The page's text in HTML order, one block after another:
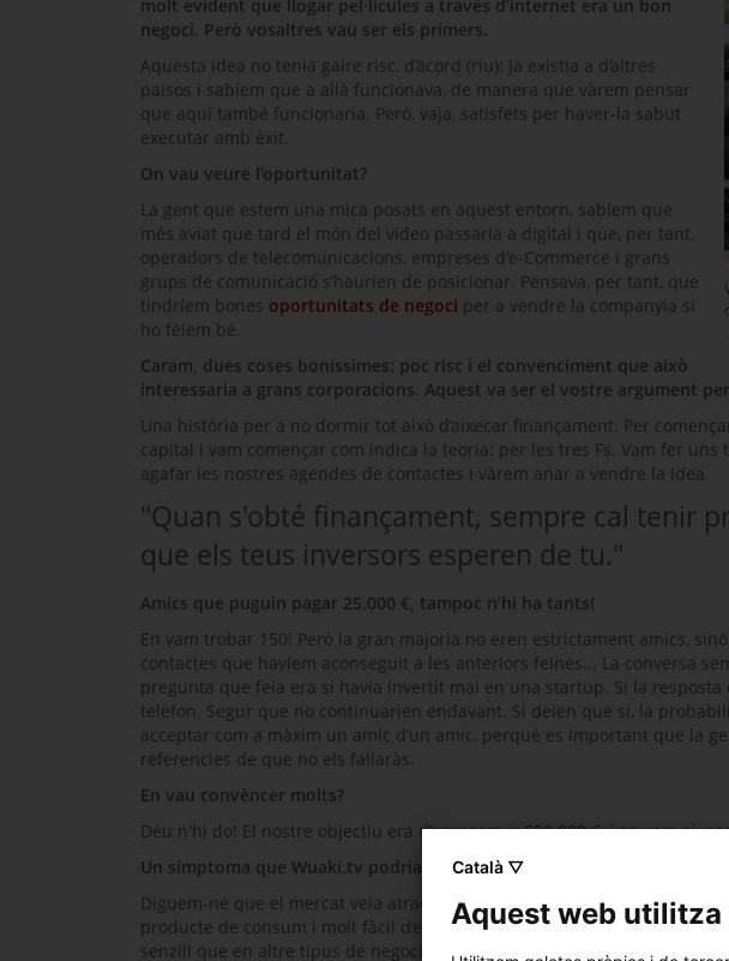
molt evident que llogar pel·lícules a través d’internet era un bon
negoci. Però vosaltres vau ser els primers.
Aquesta idea no tenia gaire risc, d’acord (riu): Ja existia a d’altres
països i sabíem que a allà funcionava, de manera que vàrem pensar
que aquí també funcionaria. Però, vaja, satisfets per haver-la sabut
executar amb èxit.
On vau veure l’oportunitat?
La gent que estem una mica posats en aquest entorn, sabíem que
més aviat que tard el món del vídeo passaria a digital i que, per tant,
operadors de telecomunicacions, empreses d’e-Commerce i grans
grups de comunicació s’haurien de posicionar. Pensava, per tant, que
tindríem bones oportunitats de negoci per a vendre la companyia si
ho fèiem bé.
Caram, dues coses boníssimes: poc risc i el convenciment que això
interessaria a grans corporacions. Aquest va ser el vostre argument
Una història per a no dormir tot això d’aixecar finançament. Per
capital i vam començar com indica la teoria: per les tres Fs. Vam fer uns
agafar les nostres agendes de contactes i vàrem anar a vendre la idea.
"Quan s'obté finançament, sempre cal tenir
que els teus inversors esperen de tu."
Amics que puguin pagar 25.000 €, tampoc n’hi ha tants!
En vam trobar 150! Però la gran majoria no eren estrictament amics,
contactes que havíem aconseguit a les anteriors feines... La conversa
pregunta que feia era si havia invertit mai en una startup . Si la
telèfon. Segur que no continuarien endavant. Si deien que sí, la
acceptar com a màxim un amic d’un amic, perquè es important que la
referencies de que no els fallaràs.
En vau convèncer molts?
Déu n'hi do! El nostre objectiu era d’aconseguir 500.000 €, i en vam
Un símptoma que Wuaki.tv podria tenir èxit?
Diguem-ne que el mercat veia atractiu aquest negoci. Aquesta ronda
producte de consum i molt fàcil d’explicar. Tothom ho entenia i, per tant,
senzill que en altre tipus de negocis industrials o més enrevessats.
Català ▽
Aquest web utilitza